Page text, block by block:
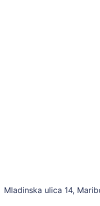
Mladinska ulica 14,